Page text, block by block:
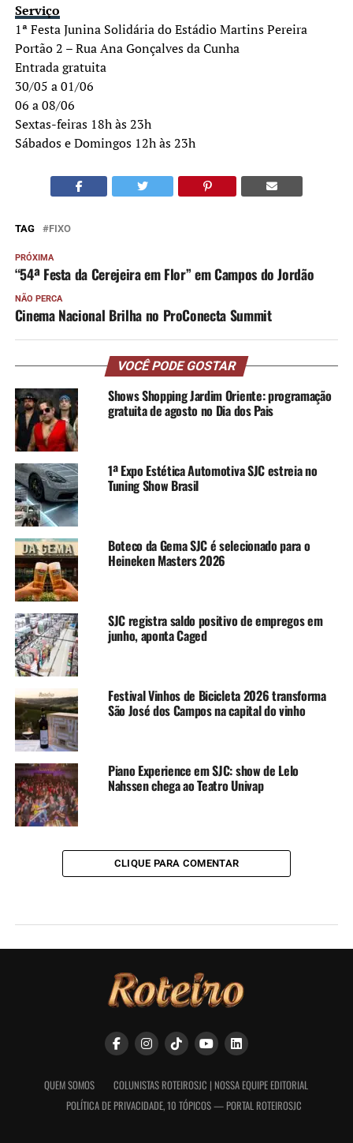
Serviço
1ª Festa Junina Solidária do Estádio Martins Pereira
Portão 2 – Rua Ana Gonçalves da Cunha
Entrada gratuita
30/05 a 01/06
06 a 08/06
Sextas-feiras 18h às 23h
Sábados e Domingos 12h às 23h
TAG FIXO
PRÓXIMA
“54ª Festa da Cerejeira em Flor” em Campos do Jordão
NÃO PERCA
Cinema Nacional Brilha no ProConecta Summit
VOCÊ PODE GOSTAR
Shows Shopping Jardim Oriente: programação
gratuita de agosto no Dia dos Pais
1ª Expo Estética Automotiva SJC estreia no
Tuning Show Brasil
Boteco da Gema SJC é selecionado para o
Heineken Masters 2026
SJC registra saldo positivo de empregos em
junho, aponta Caged
Festival Vinhos de Bicicleta 2026 transforma
São José dos Campos na capital do vinho
Piano Experience em SJC: show de Lelo
Nahssen chega ao Teatro Univap
CLIQUE PARA COMENTAR
QUEM SOMOS
COLUNISTAS ROTEIROSJC | NOSSA EQUIPE EDITORIAL
POLÍTICA DE PRIVACIDADE, 10 TÓPICOS — PORTAL ROTEIROSJC